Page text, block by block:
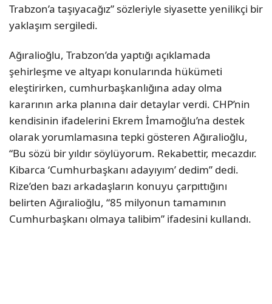
Trabzon’a taşıyacağız” sözleriyle siyasette yenilikçi bir
yaklaşım sergiledi.
Ağıralioğlu, Trabzon’da yaptığı açıklamada
şehirleşme ve altyapı konularında hükümeti
eleştirirken, cumhurbaşkanlığına aday olma
kararının arka planına dair detaylar verdi. CHP’nin
kendisinin ifadelerini Ekrem İmamoğlu’na destek
olarak yorumlamasına tepki gösteren Ağıralioğlu,
“Bu sözü bir yıldır söylüyorum. Rekabettir, mecazdır.
Kibarca ‘Cumhurbaşkanı adayıyım’ dedim” dedi.
Rize’den bazı arkadaşların konuyu çarpıttığını
belirten Ağıralioğlu, “85 milyonun tamamının
Cumhurbaşkanı olmaya talibim” ifadesini kullandı.